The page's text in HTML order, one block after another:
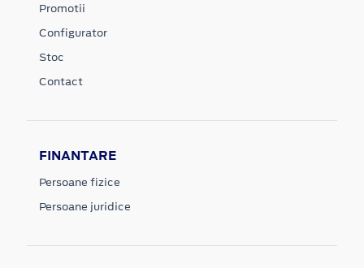
Promotii
Configurator
Stoc
Contact
FINANTARE
Persoane fizice
Persoane juridice